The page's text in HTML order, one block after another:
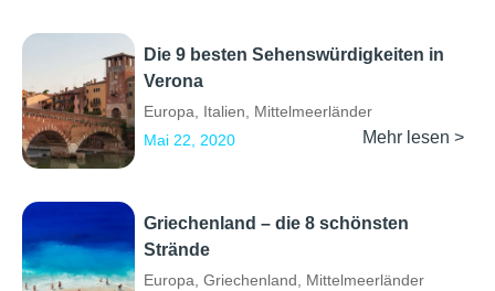
Die 9 besten Sehenswürdigkeiten in
Verona
Europa, Italien, Mittelmeerländer
Mai 22, 2020
Mehr lesen >
Griechenland – die 8 schönsten
Strände
Europa, Griechenland, Mittelmeerländer